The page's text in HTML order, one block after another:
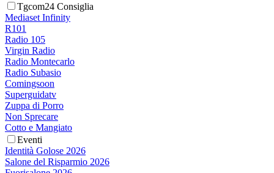
Tgcom24 Consiglia
Mediaset Infinity
R101
Radio 105
Virgin Radio
Radio Montecarlo
Radio Subasio
Comingsoon
Superguidatv
Zuppa di Porro
Non Sprecare
Cotto e Mangiato
Eventi
Identità Golose 2026
Salone del Risparmio 2026